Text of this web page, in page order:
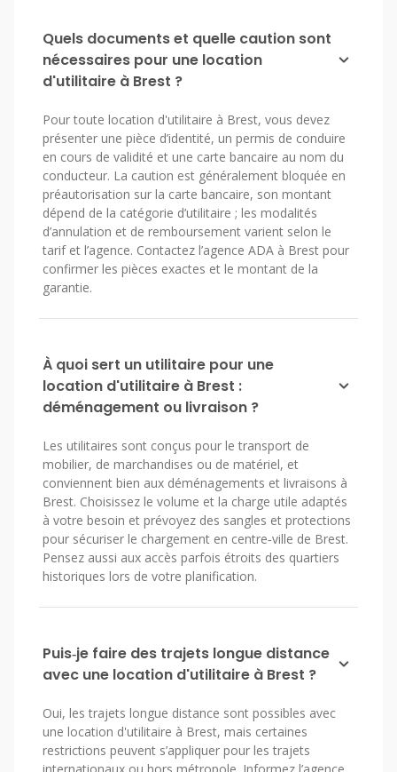
Quels documents et quelle caution sont
nécessaires pour une location
d'utilitaire à Brest ?
Pour toute location d'utilitaire à Brest, vous devez
présenter une pièce d’identité, un permis de conduire
en cours de validité et une carte bancaire au nom du
conducteur. La caution est généralement bloquée en
préautorisation sur la carte bancaire, son montant
dépend de la catégorie d’utilitaire ; les modalités
d’annulation et de remboursement varient selon le
tarif et l’agence. Contactez l’agence ADA à Brest pour
confirmer les pièces exactes et le montant de la
garantie.
À quoi sert un utilitaire pour une
location d'utilitaire à Brest :
déménagement ou livraison ?
Les utilitaires sont conçus pour le transport de
mobilier, de marchandises ou de matériel, et
conviennent bien aux déménagements et livraisons à
Brest. Choisissez le volume et la charge utile adaptés
à votre besoin et prévoyez des sangles et protections
pour sécuriser le chargement en centre‑ville de Brest.
Pensez aussi aux accès parfois étroits des quartiers
historiques lors de votre planification.
Puis‑je faire des trajets longue distance
avec une location d'utilitaire à Brest ?
Oui, les trajets longue distance sont possibles avec
une location d'utilitaire à Brest, mais certaines
restrictions peuvent s’appliquer pour les trajets